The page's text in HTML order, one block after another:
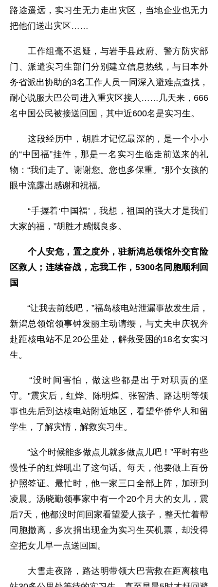
路途遥远，实习生无力走出灾区，当地企业也无力
把他们送出灾区……
工作组毫不迟疑，与岩手县政府、警方防灾部
门、派遣实习生部门分别建立信息热线，与日本外
务省派出协助的3名工作人员一同深入避难点查找，
耐心说服大巴公司进入重灾区接人……几天来，666
名中国公民被接送回国，其中近600名是实习生。
这段经历中，胡胜才记忆最深的，是一个小小
的“中国福”挂件，那是一名实习生临走前送来的礼
物：“我们走了。谢谢您。您也多保重。”那个女孩的
眼中流露出感谢和祝福。
“手握着‘中国福’，我想，祖国的强大才是我们
大家的福，”胡胜才感慨良多。
个人安危，置之度外，驻新潟总领馆外交官险
区救人；连续奋战，忘我工作，5300名同胞顺利回
国
“让我去前线吧，”福岛核电站泄漏事故发生后，
新潟总领馆领事钟发丽主动请缨，与丈夫申庆祝奔
赴距核电站不足20公里处，解救受困的18名女实习
生。
“没时间害怕，做这些都是出于对职责的坚
守。”震灾后，红烨、陈明煌、张智浩、路达明等领
事也先后到达核电站附近地区，看望华侨华人和留
学生，了解灾情，解救实习生。
“这个时候能多做点儿就多做点儿吧！”平时有些
慢性子的红烨吼出了这句话。每天，他要做上百份
护照签证。最忙时，他一家三口全部上阵，加班到
凌晨。汤晓勤领事家中有一个20个月大的女儿，震
后7天，他都没时间回家看望爱人孩子，整天忙着帮
同胞撤离，多次捐出现金为实习生买机票，却没得
空把女儿早一点送回国。
大雪走夜路，路达明带领大巴营救在距离核电